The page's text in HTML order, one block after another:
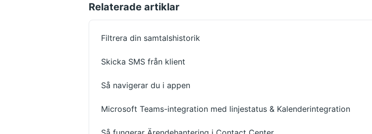
Relaterade artiklar
Filtrera din samtalshistorik
Skicka SMS från klient
Så navigerar du i appen
Microsoft Teams-integration med linjestatus & Kalenderintegration